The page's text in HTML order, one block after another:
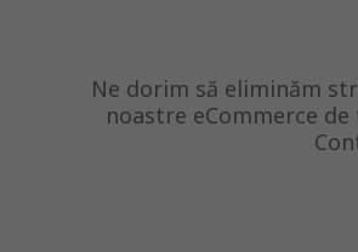
Ne dorim să eliminăm
noastre eCommerce